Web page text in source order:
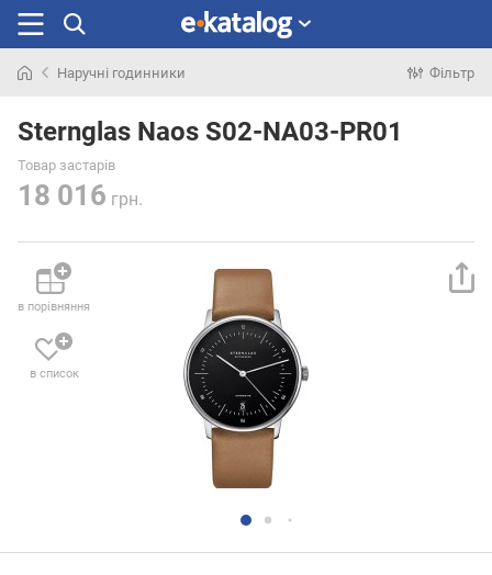
раніше
Наручні годинники Фільтр
Sternglas Naos S02-NA03-PR01
Товар застарів
18 016 грн.
в порівняння
в список